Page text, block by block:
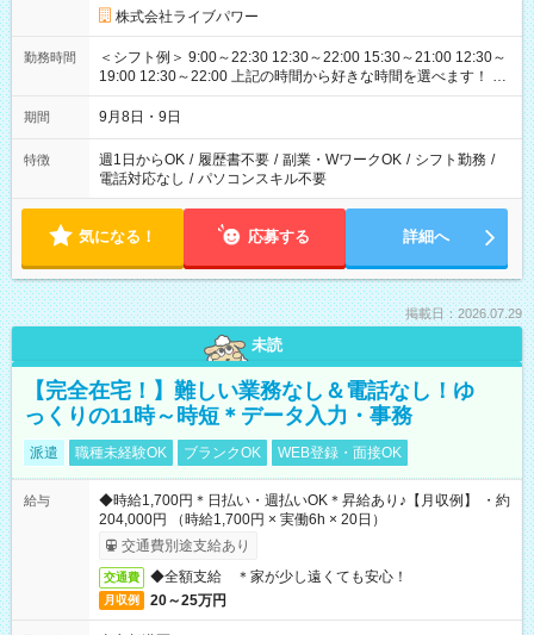
株式会社ライブパワー
勤務時間
＜シフト例＞ 9:00～22:30 12:30～22:00 15:30～21:00 12:30～
19:00 12:30～22:00 上記の時間から好きな時間を選べます！ ※
時間は変更となる可能性があります
期間 9月8日・9日
特徴 週1日からOK / 履歴書不要 / 副業・WワークOK / シフト勤務 /
電話対応なし / パソコンスキル不要
気になる！ 応募する 詳細へ
掲載日：2026.07.29
未読
【完全在宅！】難しい業務なし＆電話なし！ゆ
っくりの11時～時短＊データ入力・事務
派遣 職種未経験OK ブランクOK WEB登録・面接OK
給与
◆時給1,700円＊日払い・週払いOK＊昇給あり♪【月収例】 ・約
204,000円 （時給1,700円 × 実働6h × 20日）
交通費別途支給あり
交通費 ◆全額支給 ＊家が少し遠くても安心！
月収例 20～25万円